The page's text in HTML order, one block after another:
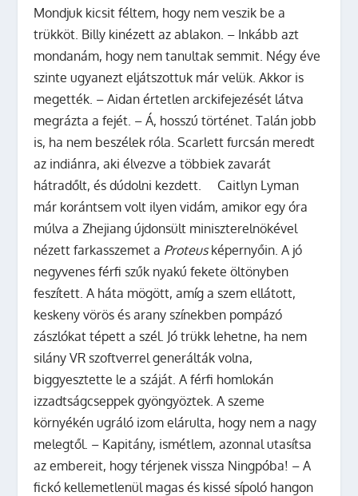
Mondjuk kicsit féltem, hogy nem veszik be a
trükköt. Billy kinézett az ablakon. – Inkább azt
mondanám, hogy nem tanultak semmit. Négy éve
szinte ugyanezt eljátszottuk már velük. Akkor is
megették. – Aidan értetlen arckifejezését látva
megrázta a fejét. – Á, hosszú történet. Talán jobb
is, ha nem beszélek róla. Scarlett furcsán meredt
az indiánra, aki élvezve a többiek zavarát
hátradőlt, és dúdolni kezdett. Caitlyn Lyman
már korántsem volt ilyen vidám, amikor egy óra
múlva a Zhejiang újdonsült miniszterelnökével
nézett farkasszemet a Proteusképernyőin. A jó
negyvenes férfi szűk nyakú fekete öltönyben
feszített. A háta mögött, amíg a szem ellátott,
keskeny vörös és arany színekben pompázó
zászlókat tépett a szél. Jó trükk lehetne, ha nem
silány VR szoftverrel generálták volna,
biggyesztette le a száját. A férfi homlokán
izzadtságcseppek gyöngyöztek. A szeme
környékén ugráló izom elárulta, hogy nem a nagy
melegtől. – Kapitány, ismétlem, azonnal utasítsa
az embereit, hogy térjenek vissza Ningpóba! – A
fickó kellemetlenül magas és kissé sípoló hangon